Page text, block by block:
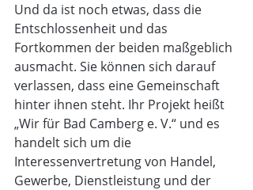
Und da ist noch etwas, dass die
Entschlossenheit und das
Fortkommen der beiden maßgeblich
ausmacht. Sie können sich darauf
verlassen, dass eine Gemeinschaft
hinter ihnen steht. Ihr Projekt heißt
„Wir für Bad Camberg e. V.“ und es
handelt sich um die
Interessenvertretung von Handel,
Gewerbe, Dienstleistung und der